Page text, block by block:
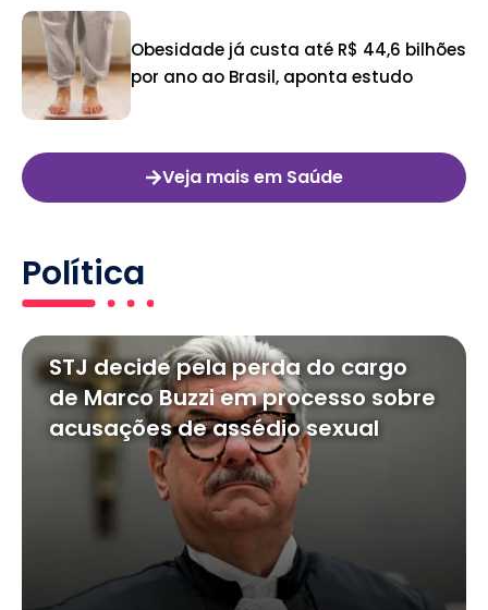
Obesidade já custa até R$ 44,6 bilhões
por ano ao Brasil, aponta estudo
Veja mais em Saúde
Política
STJ decide pela perda do cargo
de Marco Buzzi em processo sobre
acusações de assédio sexual